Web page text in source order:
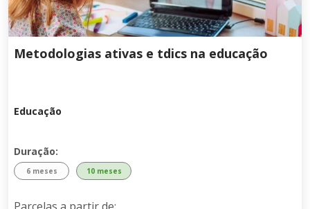
Metodologias ativas e tdics na educação
Educação
Duração:
6 meses 10 meses